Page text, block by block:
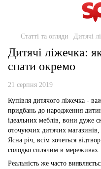
Статті та огляди Дитячі
Дитячі ліжечка:
спати окремо
21 серпня 2019
Купівля дитячого ліжечка -
придбань до народження
ідеальних меблів, вони дуже
оточуючих дитячих
Ясна річ, всім хочеться
солодко сплячим в мереживах.
Реальність же часто